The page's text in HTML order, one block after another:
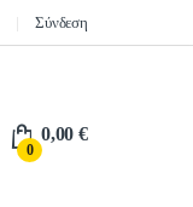
Σύνδεση
0
0,00€